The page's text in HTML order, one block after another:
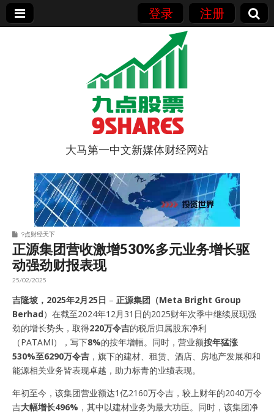
登录 注册
9点股票
大马第一中文新媒体财经网站
9点财经天下
正源集团营收激增530%多元业务增长驱
动强劲财报表现
25/02/2025
吉隆坡，2025年2月25日 – 正源集团（Meta Bright Group
Berhad）在截至2024年12月31日的2025财年次季中继续展现强
劲的增长势头，取得220万令吉的税后归属股东净利
（PATAMI），写下8%的按年增幅。同时，营业额按年猛涨
530%至6290万令吉 ，旗下的建材、租赁、酒店、房地产发展和和
能源相关业务皆表现卓越，助力标青的业绩表现。
年初至今，该集团营业额达1亿2160万令吉，较上财年的2040万令
吉大幅增长496% ，其中以建材业务为最大功臣。同时，该集团净